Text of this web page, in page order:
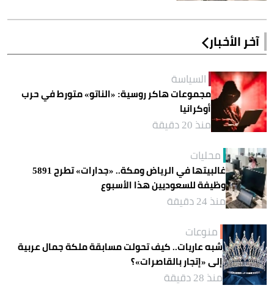
آخر الأخبار
السياسة
مجموعات هاكر روسية: «الناتو» متورط في حرب
أوكرانيا
منذ 20 دقيقة
محليات
غالبيتها في الرياض ومكة.. «جدارات» تطرح 5891
وظيفة للسعوديين هذا الأسبوع
منذ 24 دقيقة
منوعات
شبه عاريات.. كيف تحولت مسابقة ملكة جمال عربية
إلى «إتجار بالقاصرات»؟
منذ 28 دقيقة